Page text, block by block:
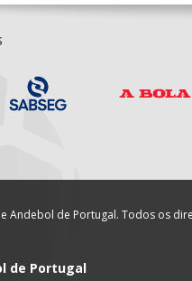
Andebol de Portugal. Todos os
de Portugal